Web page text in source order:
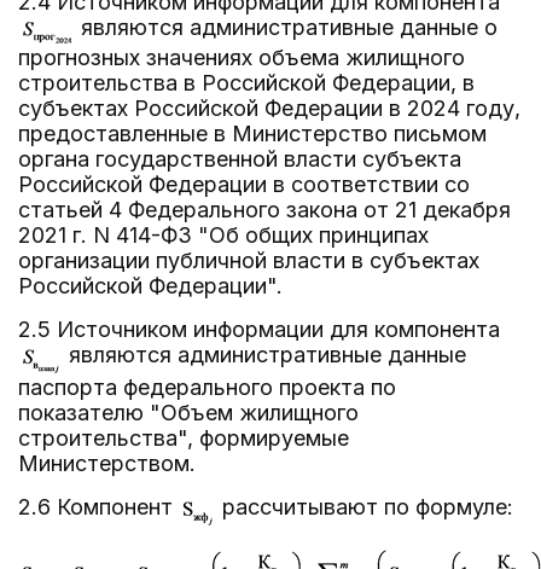
являются административные данные о
прогнозных значениях объема жилищного
строительства в Российской Федерации, в
субъектах Российской Федерации в 2024 году,
предоставленные в Министерство письмом
органа государственной власти субъекта
Российской Федерации в соответствии со
статьей 4 Федерального закона от 21 декабря
2021 г. N 414-ФЗ "Об общих принципах
организации публичной власти в субъектах
Российской Федерации".
2.5 Источником информации для компонента
являются административные данные
паспорта федерального проекта по
показателю "Объем жилищного
строительства", формируемые
Министерством.
2.6 Компонент
рассчитывают по формуле: